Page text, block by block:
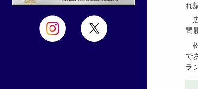
れ
広瀬氏はナノサイエンスを追求する立場から土壌汚染などに取り組
問
松本氏は国土交通省の高官を経験した立場から、公共事業の在り方に
で
ラ